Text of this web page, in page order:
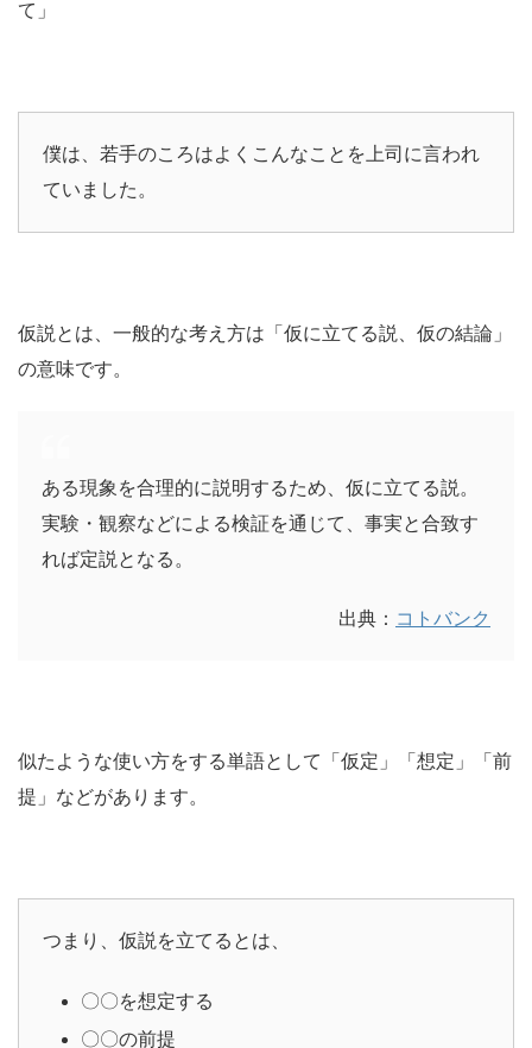
て」
僕は、若手のころはよくこんなことを上司に言われ
ていました。
仮説とは、一般的な考え方は「仮に立てる説、仮の結論」
の意味です。
ある現象を合理的に説明するため、仮に立てる説。
実験・観察などによる検証を通じて、事実と合致す
れば定説となる。
出典： コトバンク
似たような使い方をする単語として「仮定」「想定」「前
提」などがあります。
つまり、仮説を立てるとは、
〇〇を想定する
〇〇の前提